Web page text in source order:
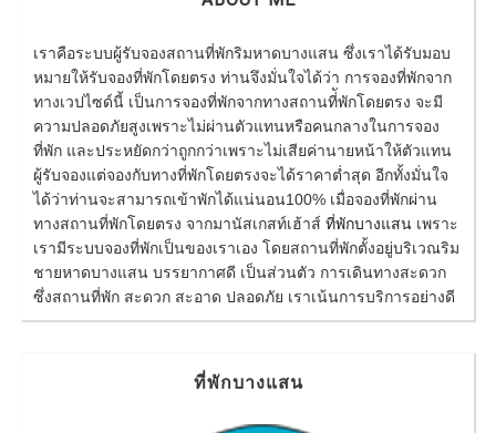
เราคือระบบผู้รับจองสถานที่พักริมหาดบางแสน ซึ่งเราได้รับมอบ
หมายให้รับจองที่พักโดยตรง ท่านจึงมั่นใจได้ว่า การจองที่พักจาก
ทางเวปไซด์นี้ เป็นการจองที่พักจากทางสถานที่ัพักโดยตรง จะมี
ความปลอดภัยสูงเพราะไม่ผ่านตัวแทนหรือคนกลางในการจอง
ที่พัก และประหยัดกว่าถูกกว่าเพราะไม่เสียค่านายหน้าให้ตัวแทน
ผู้รับจองแต่จองกับทางที่พักโดยตรงจะได้ราคาต่ำสุด อีกทั้งมั่นใจ
ได้ว่าท่านจะสามารถเข้าพักได้แน่นอน100% เมื่อจองที่พักผ่าน
ทางสถานที่พักโดยตรง จากมานัสเกสท์เฮ้าส์ ที่พักบางแสน เพราะ
เรามีระบบจองที่พักเป็นของเราเอง โดยสถานที่พักตั้งอยู่บริเวณริม
ชายหาดบางแสน บรรยากาศดี เป็นส่วนตัว การเดินทางสะดวก
ซึ่งสถานที่พัก สะดวก สะอาด ปลอดภัย เราเน้นการบริการอย่างดี
ที่พักบางแสน